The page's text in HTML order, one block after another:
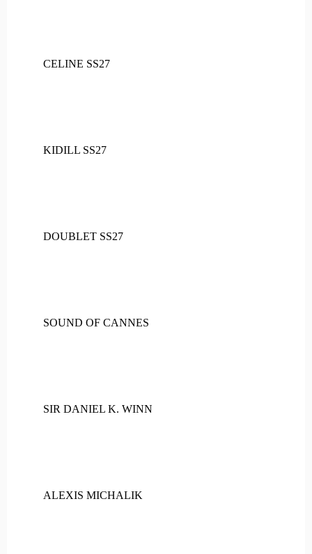
CELINE SS27
KIDILL SS27
DOUBLET SS27
SOUND OF CANNES
SIR DANIEL K. WINN
ALEXIS MICHALIK